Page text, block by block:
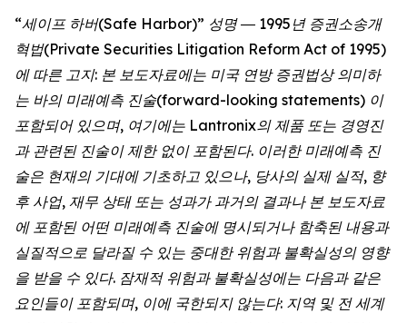
“세이프 하버(Safe Harbor)” 성명 ― 1995년 증권소송개
혁법(Private Securities Litigation Reform Act of 1995)
에 따른 고지: 본 보도자료에는 미국 연방 증권법상 의미하
는 바의 미래예측 진술(forward-looking statements) 이
포함되어 있으며, 여기에는 Lantronix의 제품 또는 경영진
과 관련된 진술이 제한 없이 포함된다. 이러한 미래예측 진
술은 현재의 기대에 기초하고 있으나, 당사의 실제 실적, 향
후 사업, 재무 상태 또는 성과가 과거의 결과나 본 보도자료
에 포함된 어떤 미래예측 진술에 명시되거나 함축된 내용과
실질적으로 달라질 수 있는 중대한 위험과 불확실성의 영향
을 받을 수 있다. 잠재적 위험과 불확실성에는 다음과 같은
요인들이 포함되며, 이에 국한되지 않는다: 지역 및 전 세계